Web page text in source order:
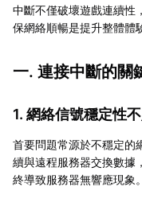
中斷不僅破壞遊戲連續性
保網絡順暢是提升整體體
一. 連接中斷的關
1. 網絡信號穩定性
首要問題常源於不穩定的
續與遠程服務器交換數據
終導致服務器無響應現象。